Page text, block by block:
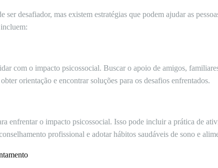
desafiador, mas existem estratégias que podem ajudar as
com o impacto psicossocial. Buscar o apoio de amigos,
orientação e encontrar soluções para os desafios enfrentados.
enfrentar o impacto psicossocial. Isso pode incluir a prática de
profissional e adotar hábitos saudáveis de sono e